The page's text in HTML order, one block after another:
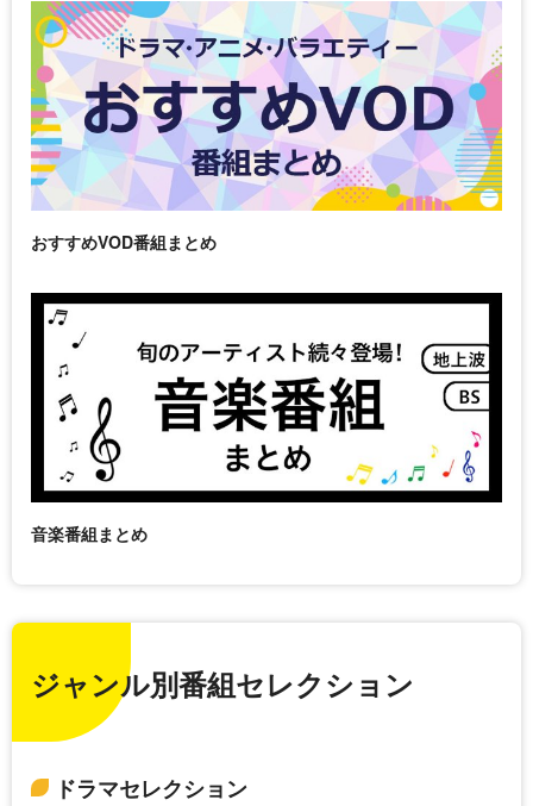
おすすめVOD番組まとめ
音楽番組まとめ
ジャンル別番組セレクション
ドラマセレクション